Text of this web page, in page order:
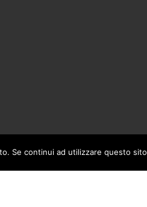
Se continui ad utilizzare questo